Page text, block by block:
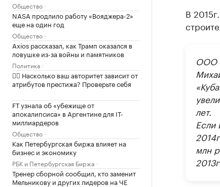
Общество
NASA продлило работу «Вояджера-2»
еще на один год
Общество
Axios рассказал, как Трамп оказался в
ловушке из-за войны и памятников
Политика
✍🏻 Насколько ваш авторитет зависит от
атрибутов престижа? Проверьте себя
FT узнала об «убежище от
апокалипсиса» в Аргентине для IT-
миллиардеров
Общество
Как Петербургская биржа влияет на
бизнес и экономику
РБК и Петербургская Биржа
Тренер сборной сообщил, кто заменит
Мельникову и других лидеров на ЧЕ
В
ООО
лет.
Если
млн